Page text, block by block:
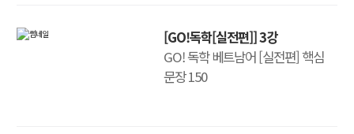
[GO!독학[실전편]] 3강
GO! 독학 베트남어 [실전편] 핵심
문장 150